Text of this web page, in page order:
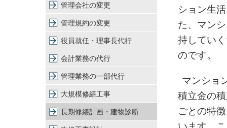
ション生
た、マン
持してい
のです。
マンショ
積立金の
ごとの特
管理会社の変更
管理規約の変更
役員就任・理事長代行
会計業務の代行
管理業務の一部代行
大規模修繕工事
長期修繕計画・建物診断